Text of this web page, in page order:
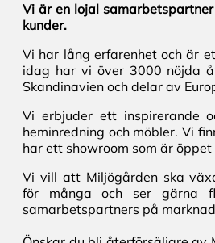
Vi är en lojal
kunder.
Vi har lång erfarenhet och är
idag har vi över 3000 nöjda
Skandinavien och delar av
Vi erbjuder ett inspirerande
heminredning och möbler. Vi
har ett showroom som är
Vi vill att Miljögården ska
för många och ser gärna
samarbetspartners på